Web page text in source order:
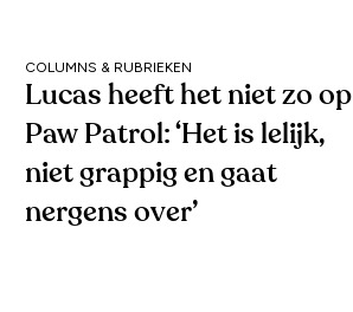
COLUMNS & RUBRIEKEN
Lucas heeft het niet zo op
Paw Patrol: ‘Het is lelijk,
niet grappig en gaat
nergens over’